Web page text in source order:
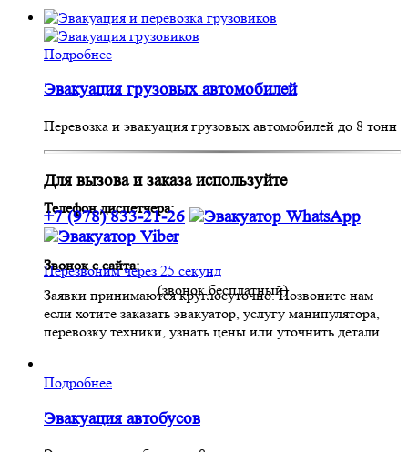
Подробнее
Эвакуация грузовых автомобилей
Перевозка и эвакуация грузовых автомобилей до 8 тонн
Для вызова и заказа используйте
Телефон диспетчера:
+7 (978) 833-21-26
Звонок с сайта:
Перезвоним через 25 секунд
(звонок бесплатный)
Заявки принимаются круглосуточно. Позвоните нам
если хотите заказать эвакуатор, услугу манипулятора,
перевозку техники, узнать цены или уточнить детали.
Подробнее
Эвакуация автобусов